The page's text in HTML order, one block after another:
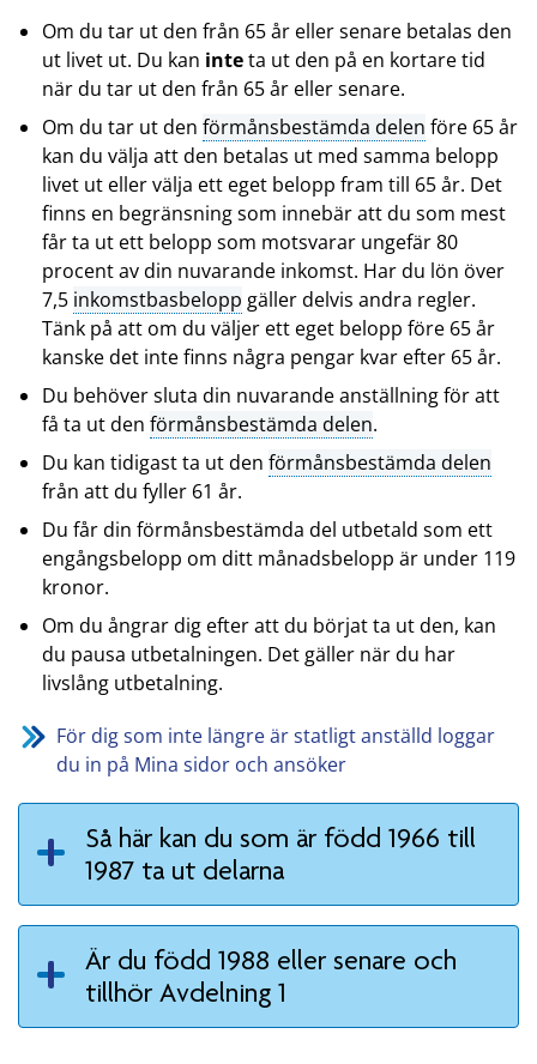
Om du tar ut den från 65 år eller senare betalas den
ut livet ut. Du kan inteta ut den på en kortare tid
när du tar ut den från 65 år eller senare.
Om du tar ut den förmånsbestämda delen före 65 år
kan du välja att den betalas ut med samma belopp
livet ut eller välja ett eget belopp fram till 65 år. Det
finns en begränsning som innebär att du som mest
får ta ut ett belopp som motsvarar ungefär 80
procent av din nuvarande inkomst. Har du lön över
7,5 inkomstbasbelopp gäller delvis andra regler.
Tänk på att om du väljer ett eget belopp före 65 år
kanske det inte finns några pengar kvar efter 65 år.
Du behöver sluta din nuvarande anställning för att
få ta ut den förmånsbestämda delen.
Du kan tidigast ta ut den förmånsbestämda delen
från att du fyller 61 år.
Du får din förmånsbestämda del utbetald som ett
engångsbelopp om ditt månadsbelopp är under 119
kronor.
Om du ångrar dig efter att du börjat ta ut den, kan
du pausa utbetalningen. Det gäller när du har
livslång utbetalning.
För dig som inte längre är statligt anställd loggar
du in på Mina sidor och ansöker
Så här kan du som är född 1966 till
1987 ta ut delarna
Är du född 1988 eller senare och
tillhör Avdelning 1